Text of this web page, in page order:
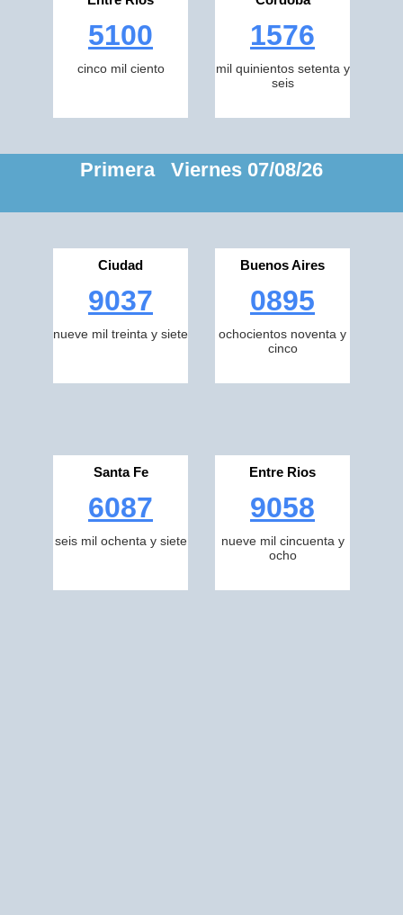
5100
cinco mil ciento
1576
mil quinientos setenta y
seis
Primera Viernes 07/08/26
Ciudad
9037
nueve mil treinta y siete
Buenos Aires
0895
ochocientos noventa y
cinco
Santa Fe
6087
seis mil ochenta y siete
Entre Rios
9058
nueve mil cincuenta y
ocho